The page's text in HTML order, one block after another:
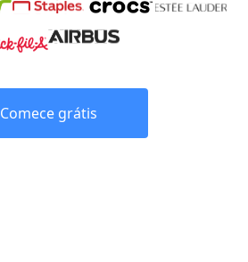
Comece grátis